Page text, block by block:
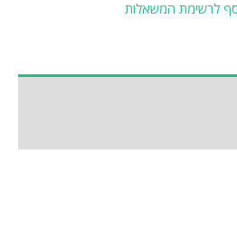
לרשימת המשאלות